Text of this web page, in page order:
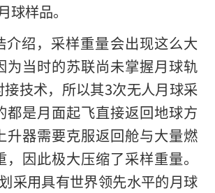
球样品。
介绍，采样重量会出现这么大
为当时的苏联尚未掌握月球轨
技术，所以其3次无人月球采
都是月面起飞直接返回地球方
升器需要克服返回舱与大量燃
因此极大压缩了采样重量。
采用具有世界领先水平的月球